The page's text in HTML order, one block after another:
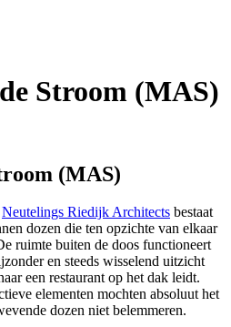
Stroom (MAS)
(MAS)
Neutelings Riedijk Architects bestaat
dozen die ten opzichte van elkaar
ruimte buiten de doos functioneert
en steeds wisselend uitzicht
een restaurant op het dak leidt.
elementen mochten absoluut het
dozen niet belemmeren.